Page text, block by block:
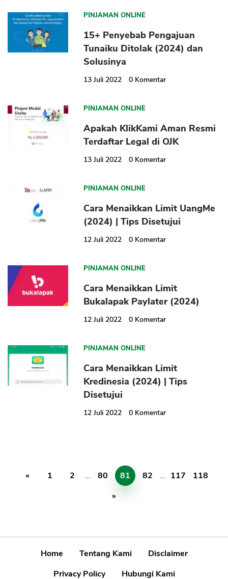
PINJAMAN ONLINE
15+ Penyebab Pengajuan
Tunaiku Ditolak (2024) dan
Solusinya
13 Juli 2022 0 Komentar
PINJAMAN ONLINE
Apakah KlikKami Aman Resmi
Terdaftar Legal di OJK
13 Juli 2022 0 Komentar
PINJAMAN ONLINE
Cara Menaikkan Limit UangMe
(2024) | Tips Disetujui
12 Juli 2022 0 Komentar
PINJAMAN ONLINE
Cara Menaikkan Limit
Bukalapak Paylater (2024)
12 Juli 2022 0 Komentar
PINJAMAN ONLINE
Cara Menaikkan Limit
Kredinesia (2024) | Tips
Disetujui
12 Juli 2022 0 Komentar
« 1 2 ... 80 81 82 ... 117
118
»
Home Tentang Kami
Disclaimer
Privacy Policy
Hubungi Kami